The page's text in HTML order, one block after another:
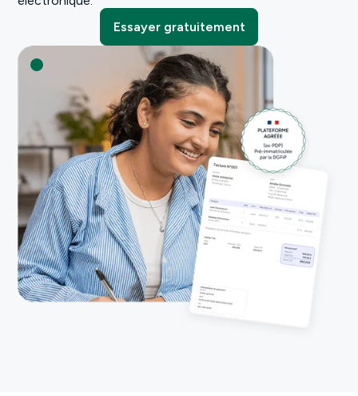
Essayer gratuitement